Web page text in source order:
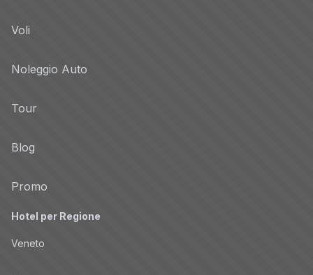
Voli
Noleggio Auto
Tour
Blog
Promo
Hotel per Regione
Veneto